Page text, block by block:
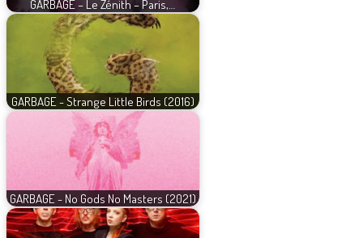
GARBAGE – Le Zénith – Paris,…
GARBAGE - Strange Little Birds (2016)
GARBAGE - No Gods No Masters (2021)